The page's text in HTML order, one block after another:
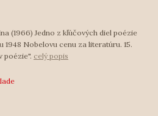
(1966) Jedno z kľúčových diel poézie
Nobelovu cenu za literatúru. 15.
poézie". celý popis